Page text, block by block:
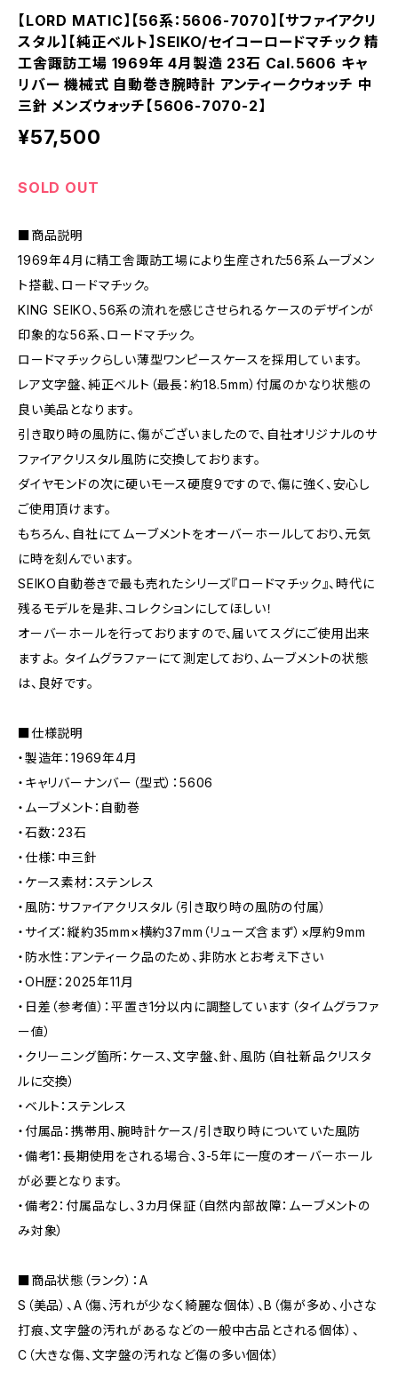
【LORD MATIC】【56系：5606-7070】【サファイアクリ
スタル】【純正ベルト】SEIKO/セイコーロードマチック 精
工舎諏訪工場 1969年 4月製造 23石 Cal.5606 キャ
リバー 機械式 自動巻き腕時計 アンティークウォッチ 中
三針 メンズウォッチ【5606-7070-2】
¥57,500
SOLD OUT
■商品説明
1969年4月に精工舎諏訪工場により生産された56系ムーブメン
ト搭載、ロードマチック。
KING SEIKO、56系の流れを感じさせられるケースのデザインが
印象的な56系、ロードマチック。
ロードマチックらしい薄型ワンピースケースを採用しています。
レア文字盤、純正ベルト（最長：約18.5mm）付属のかなり状態の
良い美品となります。
引き取り時の風防に、傷がございましたので、自社オリジナルのサ
ファイアクリスタル風防に交換しております。
ダイヤモンドの次に硬いモース硬度9ですので、傷に強く、安心し
ご使用頂けます。
もちろん、自社にてムーブメントをオーバーホールしており、元気
に時を刻んでいます。
SEIKO自動巻きで最も売れたシリーズ『ロードマチック』、時代に
残るモデルを是非、コレクションにしてほしい！
オーバーホールを行っておりますので、届いてスグにご使用出来
ますよ。 タイムグラファーにて測定しており、ムーブメントの状態
は、良好です。
■仕様説明
・製造年：1969年4月
・キャリバーナンバー（型式）：5606
・ムーブメント：自動巻
・石数：23石
・仕様：中三針
・ケース素材：ステンレス
・風防：サファイアクリスタル（引き取り時の風防の付属）
・サイズ：縦約35mm×横約37mm（リューズ含まず）×厚約9mm
・防水性：アンティーク品のため、非防水とお考え下さい
・OH歴：2025年11月
・日差（参考値）：平置き1分以内に調整しています（タイムグラファ
ー値）
・クリーニング箇所：ケース、文字盤、針、風防（自社新品クリスタ
ルに交換）
・ベルト：ステンレス
・付属品：携帯用、腕時計ケース/引き取り時についていた風防
・備考1：長期使用をされる場合、3-5年に一度のオーバーホール
が必要となります。
・備考2：付属品なし、3カ月保証（自然内部故障：ムーブメントの
み対象）
■商品状態（ランク）：A
S（美品）、A（傷、汚れが少なく綺麗な個体）、B（傷が多め、小さな
打痕、文字盤の汚れがあるなどの一般中古品とされる個体）、
C（大きな傷、文字盤の汚れなど傷の多い個体）